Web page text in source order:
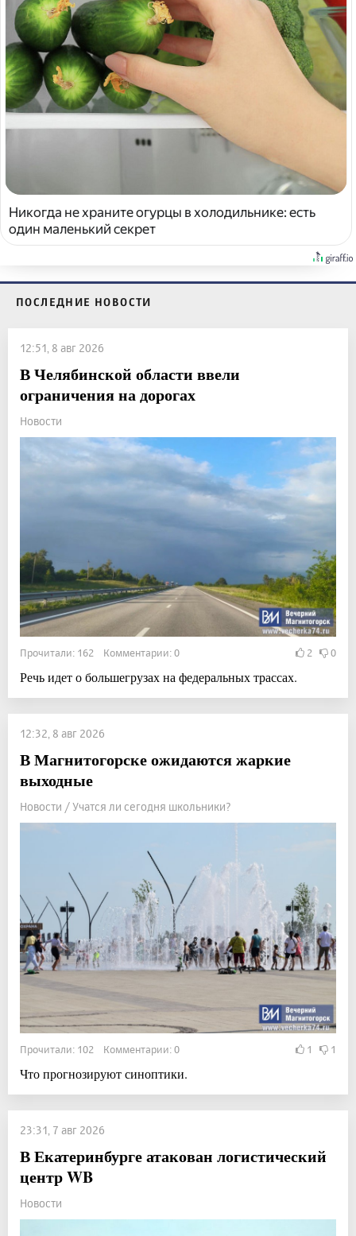
Никогда не храните огурцы в холодильнике: есть
один маленький секрет
ПОСЛЕДНИЕ НОВОСТИ
12:51, 8 авг 2026
В Челябинской области ввели
ограничения на дорогах
Новости
Прочитали: 162 Комментарии: 0 2 0
Речь идет о большегрузах на федеральных трассах.
12:32, 8 авг 2026
В Магнитогорске ожидаются жаркие
выходные
Новости / Учатся ли сегодня школьники?
Прочитали: 102 Комментарии: 0 1 1
Что прогнозируют синоптики.
23:31, 7 авг 2026
В Екатеринбурге атакован логистический
центр WB
Новости